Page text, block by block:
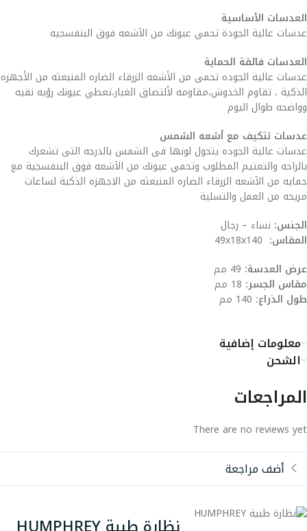
العدسات الأساسية
عدسات عالية الجودة تحمي عيونك من الآشعه فوق البنفسجيه
العدسات فائقة الحماية
عدسات عالية الجوده تحمى من الأشعه الزرقاء الضاره المنبعثه من الأجهزه
الذكية ، تقاوم الخدوش،مقاومه لألتصاق الغبار،تعطي عيونك رؤيه نقيه
وواضحه طوال اليوم
عدسات تتكيف مع أشعه الشمس
عدسات عالية الجوده يتحول لونها فى الشمس بالدرجه التى تشعرك
بالراحه والتعتيم المطلوب وتحمي عيونك من الآشعه فوق البنفسجية مع
حمايه من الآشعه الزرقاء الضاره المنبعثه من الاجهزه الذكية لساعات
مريحه من العمل والتسلية
الجنس: نساء – رجال
المقاس:
عرض العدسة:
مقاس الجسر:
طول الذراع:
معلومات إضافية
الشحن
المراجعات
There are no reviews yet
أضف مراجعة